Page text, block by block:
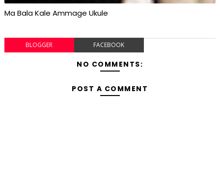
Ma Bala Kale Ammage Ukule
BLOGGER FACEBOOK
NO COMMENTS:
POST A COMMENT